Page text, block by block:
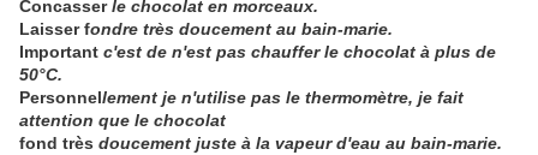
Concasserle chocolat en morceaux.
Laisser fondre très doucement au bain-marie.
Important c'est de n'est pas chauffer le chocolat à plus de
50°C.
Personnellement je n'utilise pas le thermomètre, je fait
attention que le chocolat
fond très doucement juste à la vapeur d'eau au bain-marie.